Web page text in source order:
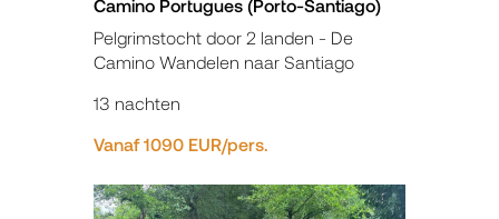
Camino Portugues (Porto-Santiago)
Pelgrimstocht door 2 landen - De
Camino Wandelen naar Santiago
13 nachten
Vanaf 1090 EUR/pers.